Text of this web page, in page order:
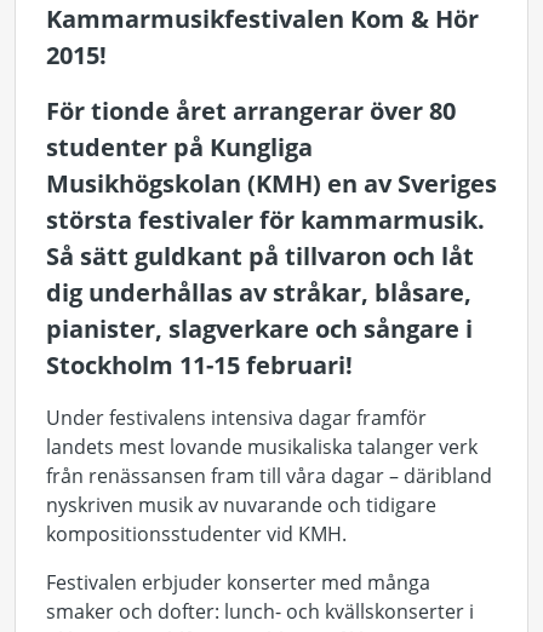
Kammarmusikfestivalen Kom & Hör
2015!
För tionde året arrangerar över 80
studenter på Kungliga
Musikhögskolan (KMH) en av Sveriges
största festivaler för kammarmusik.
Så sätt guldkant på tillvaron och låt
dig underhållas av stråkar, blåsare,
pianister, slagverkare och sångare i
Stockholm 11-15 februari!
Under festivalens intensiva dagar framför
landets mest lovande musikaliska talanger verk
från renässansen fram till våra dagar – däribland
nyskriven musik av nuvarande och tidigare
kompositionsstudenter vid KMH.
Festivalen erbjuder konserter med många
smaker och dofter: lunch- och kvällskonserter i